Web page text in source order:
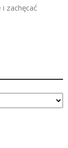
zachęcać